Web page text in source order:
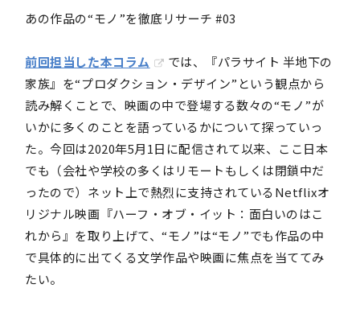
あの作品の“モノ”を徹底リサーチ #03
前回担当した本コラム
では、『パラサイト 半地下の
家族』を“プロダクション・デザイン”という観点から
読み解くことで、映画の中で登場する数々の“モノ”が
いかに多くのことを語っているかについて探っていっ
た。今回は2020年5月1日に配信されて以来、ここ日本
でも（会社や学校の多くはリモートもしくは閉鎖中だ
ったので）ネット上で熱烈に支持されているNetflixオ
リジナル映画『ハーフ・オブ・イット：面白いのはこ
れから』を取り上げて、“モノ”は“モノ”でも作品の中
で具体的に出てくる文学作品や映画に焦点を当ててみ
たい。